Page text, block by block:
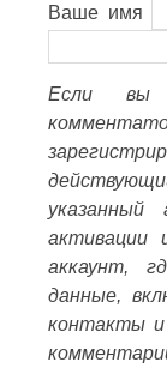
Ваше имя
Если вы
активации
аккаунт,
данные,
контакты